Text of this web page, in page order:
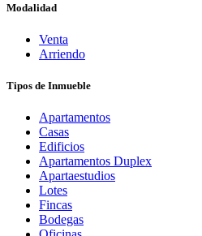
Modalidad
Venta
Arriendo
Tipos de Inmueble
Apartamentos
Casas
Edificios
Apartamentos Duplex
Apartaestudios
Lotes
Fincas
Bodegas